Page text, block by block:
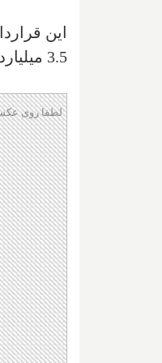
این
3.5 میلیارد دلاری را از شرکت سهامی خصوصی اوراق قرضه "‌جری شوارتز‌" دریافت کرده بود.
لطفا روی عکس